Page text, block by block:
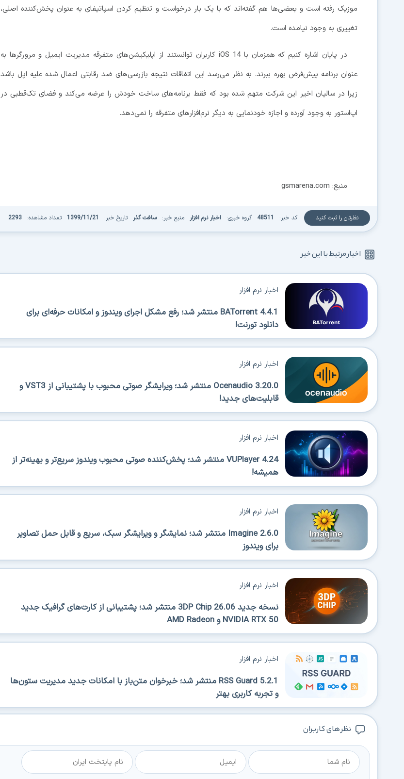
موزیک رفته است و بعضی‌ها هم گفته‌اند که با یک بار درخواست و تنظیم کردن اسپاتیفای به عنوان پخش‌کننده اصلی،
تغییری به وجود نیامده است.
در پایان اشاره کنیم که همزمان با iOS 14 کاربران توانستند از اپلیکیشن‌های متفرقه مدیریت ایمیل و مرورگرها به
عنوان برنامه پیش‌فرض بهره ببرند. به نظر می‌رسد این اتفاقات نتیجه بازرسی‌های ضد رقابتی اعمال شده علیه اپل باشد
زیرا در سالیان اخیر این شرکت متهم شده بود که فقط برنامه‌های ساخت خودش را عرضه می‌کند و فضای تک‌قطبی در
اپ‌استور به وجود آورده و اجازه خودنمایی به دیگر نرم‌افزارهای متفرقه را نمی‌دهد.
منبع: gsmarena.com
نظرتان را ثبت کنید کد خبر: 48511 گروه خبری: اخبار نرم افزار منبع خبر: سافت گذر تاریخ خبر: 1399/11/21 تعداد مشاهده: 2293
اخبار مرتبط با این خبر
BATorrent 4.4.1 منتشر شد؛ رفع مشکل اجرای ویندوز و امکانات حرفه‌ای برای
دانلود تورنت!
اخبار نرم افزار
Ocenaudio 3.20.0 منتشر شد؛ ویرایشگر صوتی محبوب با پشتیبانی از VST3 و
قابلیت‌های جدید!
اخبار نرم افزار
VUPlayer 4.24 منتشر شد؛ پخش‌کننده صوتی محبوب ویندوز سریع‌تر و بهینه‌تر از
همیشه!
اخبار نرم افزار
Imagine 2.6.0 منتشر شد؛ نمایشگر و ویرایشگر سبک، سریع و قابل حمل تصاویر
برای ویندوز
اخبار نرم افزار
نسخه جدید 3DP Chip 26.06 منتشر شد؛ پشتیبانی از کارت‌های گرافیک جدید
NVIDIA RTX 50 و AMD Radeon
اخبار نرم افزار
RSS Guard 5.2.1 منتشر شد؛ خبرخوان متن‌باز با امکانات جدید مدیریت ستون‌ها
و تجربه کاربری بهتر
اخبار نرم افزار
نظر های کاربران